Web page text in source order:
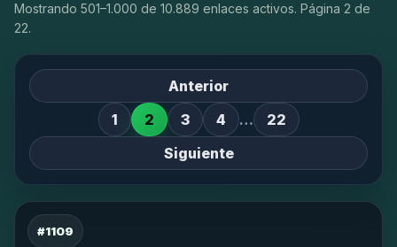
Mostrando 501–1.000 de 10.889 enlaces activos. Página 2 de
22.
Anterior
1
2 3 4 …
22
Siguiente
#1109